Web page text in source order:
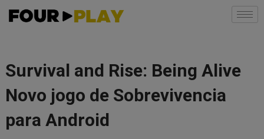
Survival and Rise: Being Alive
Novo jogo de Sobrevivencia
para Android